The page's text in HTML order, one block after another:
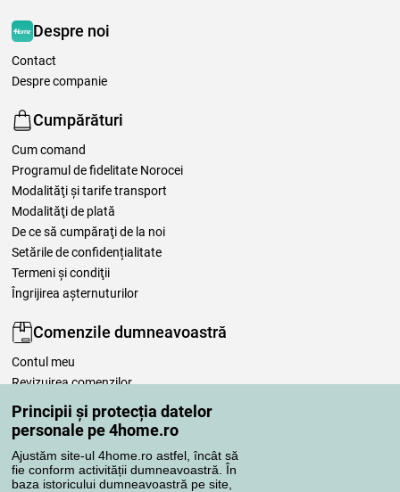
Principii și protecția datelor
personale pe 4home.ro
Ajustăm site-ul 4home.ro astfel, încât să
fie conform activității dumneavoastră. În
baza istoricului dumneavoastră pe site,
Despre noi
Contact
Despre companie
Cumpărături
Cum comand
Programul de fidelitate Norocei
Modalităţi şi tarife transport
Modalităţi de plată
De ce să cumpăraţi de la noi
Setările de confidențialitate
Termeni şi condiţii
Îngrijirea așternuturilor
Comenzile dumneavoastră
Contul meu
Revizuirea comenzilor
Reclamaţii
Retragere de la contract
Regulile de procesare a recenziilor